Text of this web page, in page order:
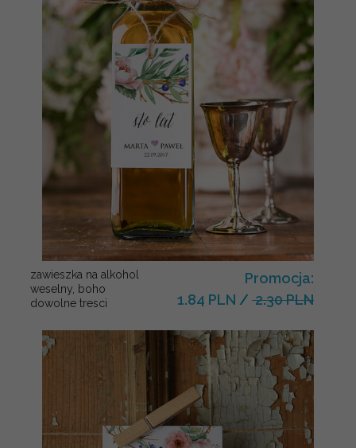
zawieszka na alkohol
weselny, boho
dowolne tresci
Promocja:
1.84 PLN / 2.30 PLN